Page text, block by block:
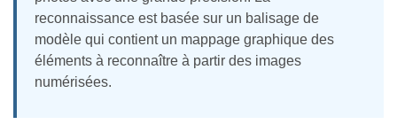
reconnaissance est basée sur un balisage de
modèle qui contient un mappage graphique des
éléments à reconnaître à partir des images
numérisées.